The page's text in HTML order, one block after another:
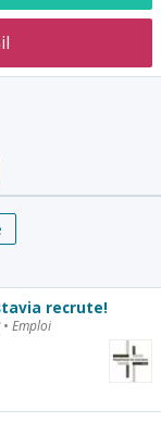
recrute!
• Emploi